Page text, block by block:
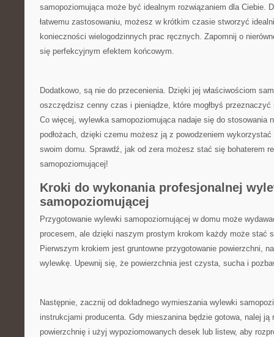
samopoziomująca ‍może być ​idealnym rozwiązaniem dla Ciebie.
łatwemu zastosowaniu, możesz w krótkim czasie ​stworzyć
konieczności wielogodzinnych prac ⁣ręcznych.⁢ Zapomnij o
się ⁣perfekcyjnym efektem końcowym.
Dodatkowo, są nie‌ do‌ przecenienia. Dzięki⁢ jej właściwościom
oszczędzisz cenny⁢ czas i pieniądze, które mogłbyś przeznaczyć
Co więcej, wylewka samopoziomująca nadaje się do stosowania
podłożach, dzięki czemu możesz ją ​z powodzeniem
swoim domu. Sprawdź, jak od zera możesz stać​ się bohaterem
samopoziomującej!
Kroki‌ do wykonania profesjonalnej
⁣samopoziomującej
Przygotowanie wylewki samopoziomującej​ w domu może
procesem, ​ale dzięki ⁢naszym prostym‍ krokom ⁤każdy może‍ stać
‌Pierwszym⁤ krokiem⁢ jest‌ gruntowne przygotowanie powierzchni,
wylewkę. Upewnij się, że powierzchnia jest czysta, ‌sucha i
Następnie,⁤ zacznij od dokładnego wymieszania wylewki
instrukcjami producenta. Gdy mieszanina będzie gotowa, nalej ją
⁢powierzchnię i użyj wypoziomowanych ⁤desek lub listew, aby